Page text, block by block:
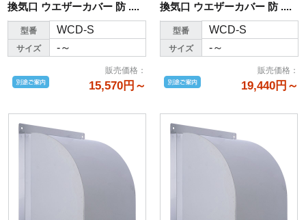
換気口 ウエザーカバー 防 ....
型番 WCD-S
サイズ -～
販売価格 ：
15,570円～
換気口 ウエザーカバー 防 ....
型番 WCD-S
サイズ -～
販売価格 ：
19,440円～